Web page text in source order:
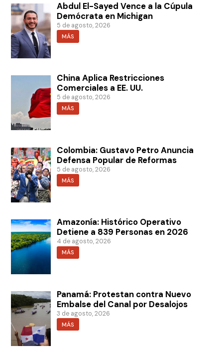
Abdul El-Sayed Vence a la Cúpula
Demócrata en Michigan
5 de agosto, 2026
MÁS
China Aplica Restricciones
Comerciales a EE. UU.
5 de agosto, 2026
MÁS
Colombia: Gustavo Petro Anuncia
Defensa Popular de Reformas
5 de agosto, 2026
MÁS
Amazonía: Histórico Operativo
Detiene a 839 Personas en 2026
4 de agosto, 2026
MÁS
Panamá: Protestan contra Nuevo
Embalse del Canal por Desalojos
3 de agosto, 2026
MÁS